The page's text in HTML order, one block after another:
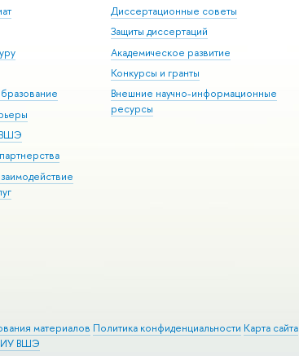
ВШЭ
Диссертационные советы
Защиты диссертаций
Академическое развитие
Конкурсы и гранты
Внешние научно-информационные
ресурсы
материалов Политика конфиденциальности Карта сайта
ВШЭ